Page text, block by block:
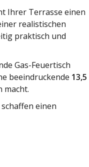
Ihrer Terrasse einen
realistischen
praktisch und
Gas-Feuertisch
beeindruckende 13,5
macht.
einen